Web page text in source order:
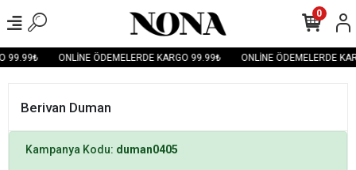
99.99₺ ONLİNE ÖDEMELERDE KARGO 99.99₺ ONLİNE ÖDEMELERDE
0
Berivan Duman
Kampanya Kodu: duman0405